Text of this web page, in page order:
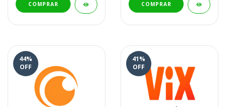
COMPRAR COMPRAR
44%
OFF
41%
OFF